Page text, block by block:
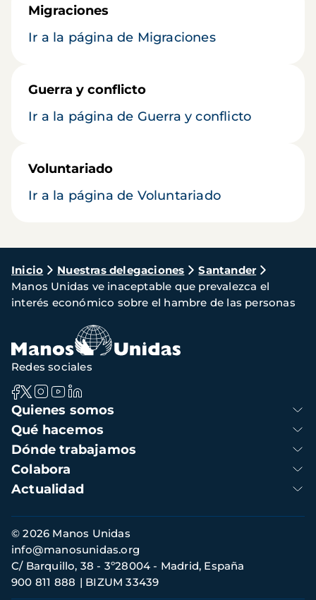
Migraciones
Ir a la página de Migraciones
Guerra y conflicto
Ir a la página de Guerra y conflicto
Voluntariado
Ir a la página de Voluntariado
Ruta
de
navegación
Inicio Nuestras delegaciones
Santander
Manos Unidas ve inaceptable que prevalezca el
interés económico sobre el hambre de las personas
Navegación
principal
Quienes somos
Qué hacemos
Dónde trabajamos
Colabora
Actualidad
Redes sociales
Información
de
contacto
© 2026 Manos Unidas
C/ Barquillo, 38 - 3º28004 - Madrid, España
900 811 888
BIZUM 33439
info@manosunidas.org